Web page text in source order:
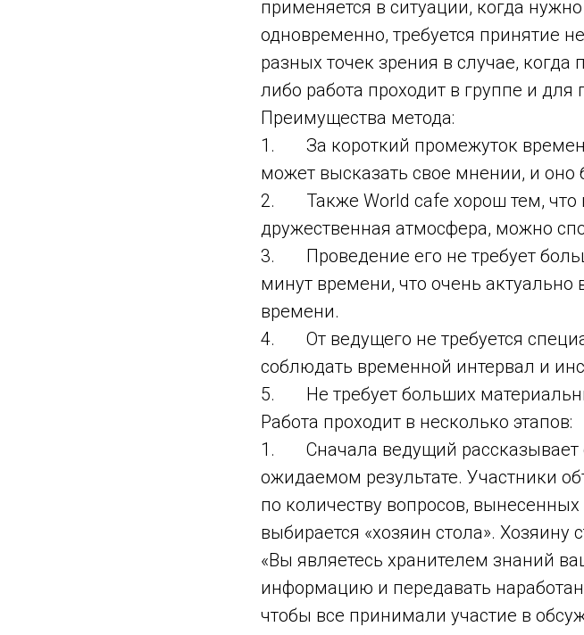
применяется в ситуации, когда
одновременно, требуется принятие
разных точек зрения в случае,
либо работа проходит в группе и для
Преимущества метода:
1. За короткий промежуток
может высказать свое мнении, и оно
2. Также World cafe хорош тем, что
дружественная атмосфера, можно
3. Проведение его не требует
минут времени, что очень актуально
времени.
4. От ведущего не требуется
соблюдать временной интервал и
5. Не требует больших
Работа проходит в несколько этапов:
1. Сначала ведущий рассказывает
ожидаемом результате. Участники
по количеству вопросов,
выбирается «хозяин стола». Хозяину
«Вы являетесь хранителем знаний
информацию и передавать
чтобы все принимали участие в